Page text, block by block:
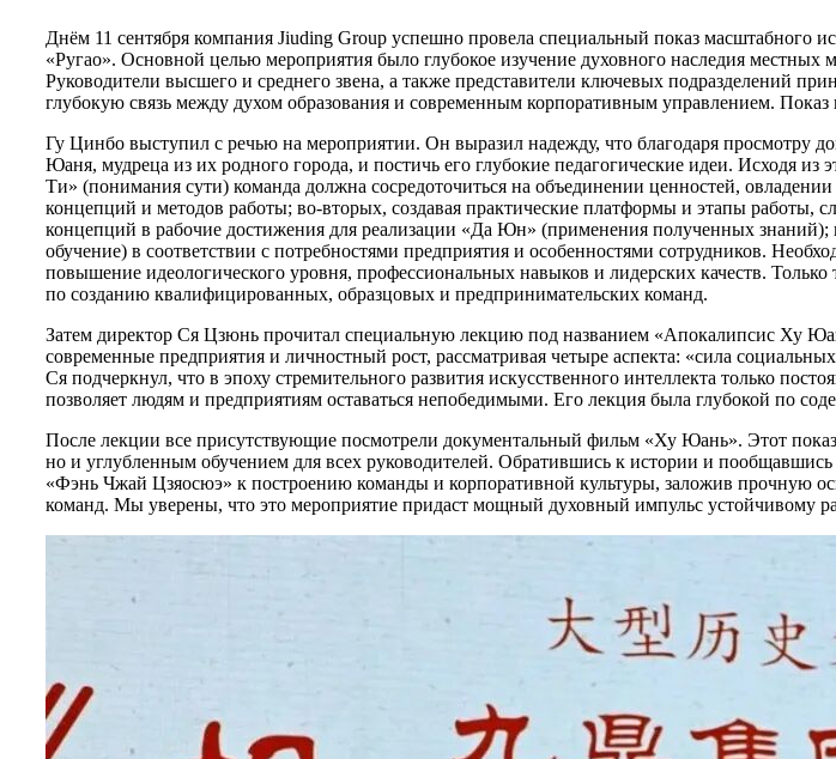
Днём 11 сентября компания Jiuding Group успешно провела специальный показ масштабного
«Ругао». Основной целью мероприятия было глубокое изучение духовного наследия местных
Руководители высшего и среднего звена, а также представители ключевых подразделений
глубокую связь между духом образования и современным корпоративным управлением.
Гу Цинбо выступил с речью на мероприятии. Он выразил надежду, что благодаря просмотру
Юаня, мудреца из их родного города, и постичь его глубокие педагогические идеи. Исходя
Ти» (понимания сути) команда должна сосредоточиться на объединении ценностей,
концепций и методов работы; во-вторых, создавая практические платформы и этапы работы,
концепций в рабочие достижения для реализации «Да Юн» (применения полученных знаний);
обучение) в соответствии с потребностями предприятия и особенностями сотрудников.
повышение идеологического уровня, профессиональных навыков и лидерских качеств.
по созданию квалифицированных, образцовых и предпринимательских команд.
Затем директор Ся Цзюнь прочитал специальную лекцию под названием «Апокалипсис Ху
современные предприятия и личностный рост, рассматривая четыре аспекта: «сила
Ся подчеркнул, что в эпоху стремительного развития искусственного интеллекта только
позволяет людям и предприятиям оставаться непобедимыми. Его лекция была глубокой по
После лекции все присутствующие посмотрели документальный фильм «Ху Юань». Этот
но и углубленным обучением для всех руководителей. Обратившись к истории и
«Фэнь Чжай Цзяосюэ» к построению команды и корпоративной культуры, заложив прочную
команд. Мы уверены, что это мероприятие придаст мощный духовный импульс устойчивому